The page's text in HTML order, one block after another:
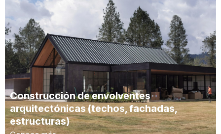
Construcción de envolventes
arquitectónicas (techos, fachadas,
estructuras)